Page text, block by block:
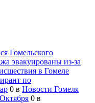
Гомельского
эвакуированы из-за
в Гомеле
по
0 в Новости Гомеля
0 в